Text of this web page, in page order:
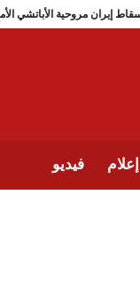
على اثر اسقاط إيران مروحية
إعلام فيديو